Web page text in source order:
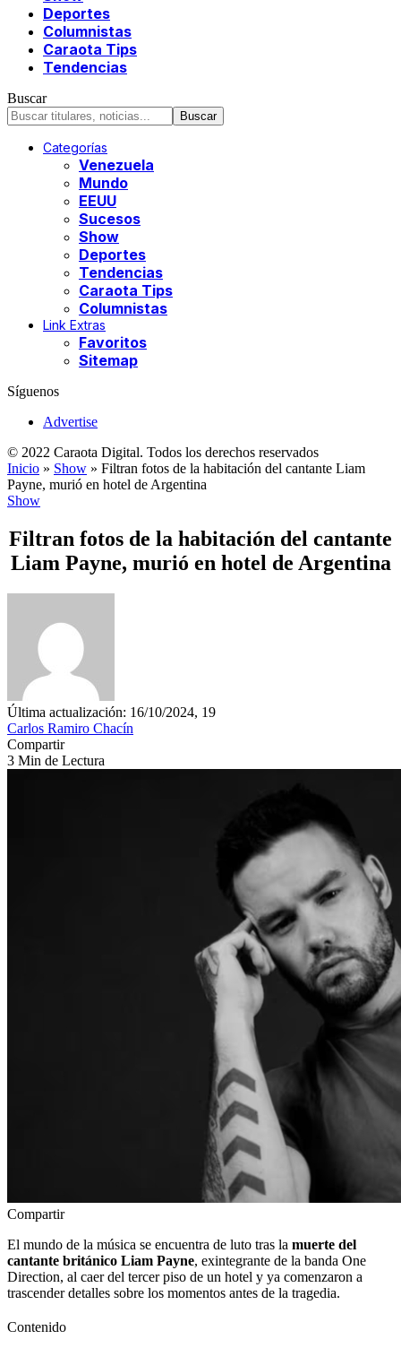
Deportes
Columnistas
Caraota Tips
Tendencias
Buscar
Categorías
Venezuela
Mundo
EEUU
Sucesos
Show
Deportes
Tendencias
Caraota Tips
Columnistas
Link Extras
Favoritos
Sitemap
Síguenos
Advertise
© 2022 Caraota Digital. Todos los derechos reservados
Inicio » Show » Filtran fotos de la habitación del cantante Liam
Payne, murió en hotel de Argentina
Show
Filtran fotos de la habitación del cantante
Liam Payne, murió en hotel de Argentina
Última actualización: 16/10/2024, 19
Carlos Ramiro Chacín
Compartir
3 Min de Lectura
Compartir
El mundo de la música se encuentra de luto tras la muerte del
cantante británico Liam Payne, exintegrante de la banda One
Direction, al caer del tercer piso de un hotel y ya comenzaron a
trascender detalles sobre los momentos antes de la tragedia.
Contenido